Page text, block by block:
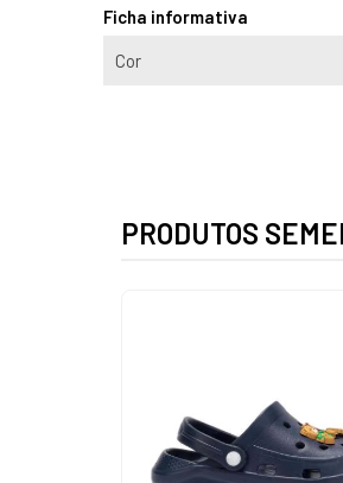
Ficha informativa
Cor
PRODUTOS